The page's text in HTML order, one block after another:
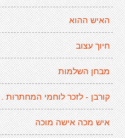
האיש ההוא
חיוך עצוב
מבחן השלמות
קורבן - לזכר לוחמי המחתרות .
איש מכה אישה מוכה